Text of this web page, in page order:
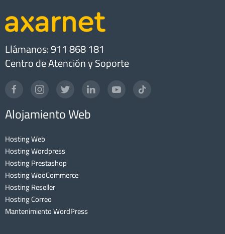
Llámanos: 911 868 181
Centro de Atención y Soporte
Alojamiento Web
Hosting Web
Hosting Wordpress
Hosting Prestashop
Hosting WooCommerce
Hosting Reseller
Hosting Correo
Mantenimiento WordPress